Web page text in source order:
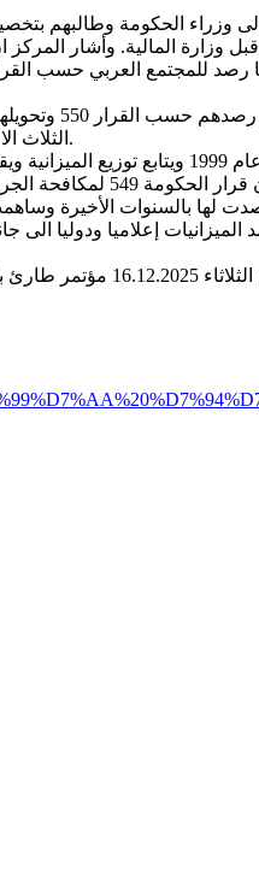
وزيرة
الثلاث الاخيرات على 7.4 مليار شيكل وان الشرطة لم تتمكن حتى الان من تجنيد عدد كافي من رجال الشرطة.
ويتابع مركز مساواة المرصود للمجتمع
الشرطة لا يتجاوز ال
إعلاميا ودوليا